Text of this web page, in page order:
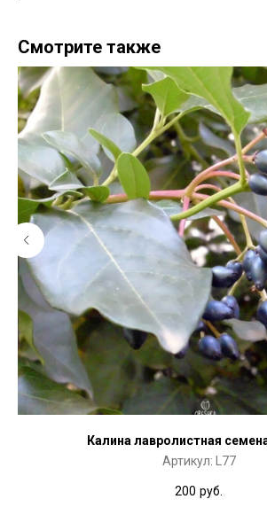
Смотрите также
Калина лавролистная
Артикул: L77
200 руб.